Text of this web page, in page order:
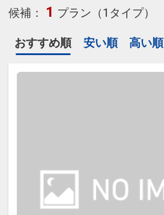
候補： 1 プラン（1タイプ）
おすすめ順 安い順 高い順